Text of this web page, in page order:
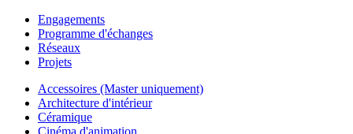
Engagements
Programme d'échanges
Réseaux
Projets
Accessoires (Master uniquement)
Architecture d'intérieur
Céramique
Cinéma d'animation